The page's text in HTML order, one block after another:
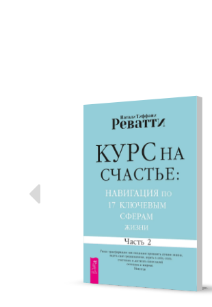
Предыдущие